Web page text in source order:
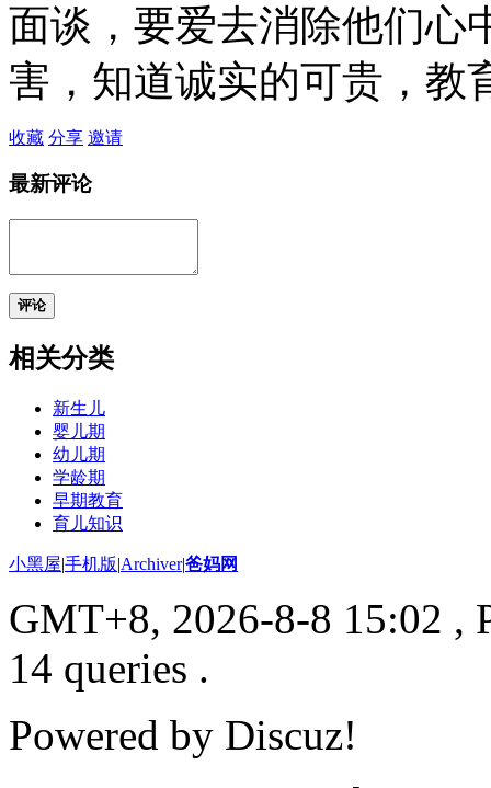
面谈，要爱去消除他们心
害，知道诚实的可贵，教
收藏 分享 邀请
最新评论
评论
相关分类
新生儿
婴儿期
幼儿期
学龄期
早期教育
育儿知识
小黑屋|手机版|Archiver|爸妈网
GMT+8, 2026-8-8 15:02 ,
14 queries .
Powered by Discuz!